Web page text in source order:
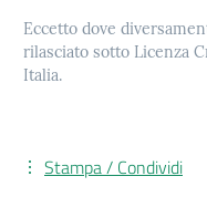
Eccetto dove
rilasciato sotto Licenza
Italia.
Stampa / Condividi